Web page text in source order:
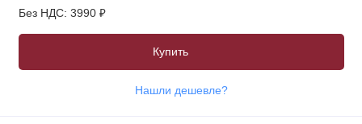
Без НДС: 3990 ₽
Купить
Нашли дешевле?